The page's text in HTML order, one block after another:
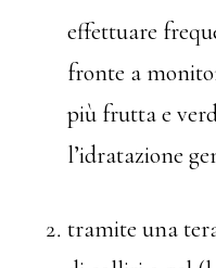
effettuare
fronte a
più frutta e
l’idratazione
tramite una